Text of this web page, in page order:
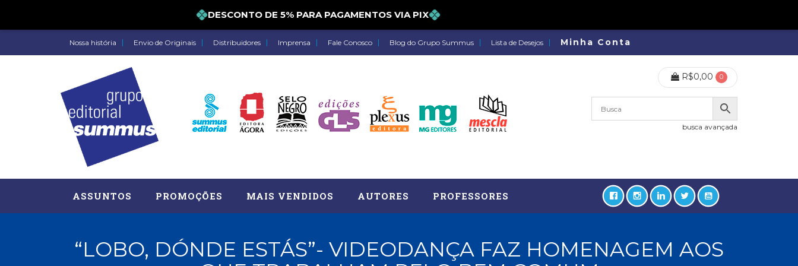
DESCONTO DE 5% PARA PAGAMENTOS VIA PIX
Nossa história Envio de Originais Distribuidores Imprensa Fale Conosco Blog do Grupo Summus Lista de Desejos Minha Conta
R$0,00 0
busca avançada
ASSUNTOS
Administração, RH (77)
PROMOÇÕES MAIS VENDIDOS AUTORES PROFESSORES
“LOBO, DÓNDE ESTÁS”- VIDEODANÇA FAZ HOMENAGEM AOS